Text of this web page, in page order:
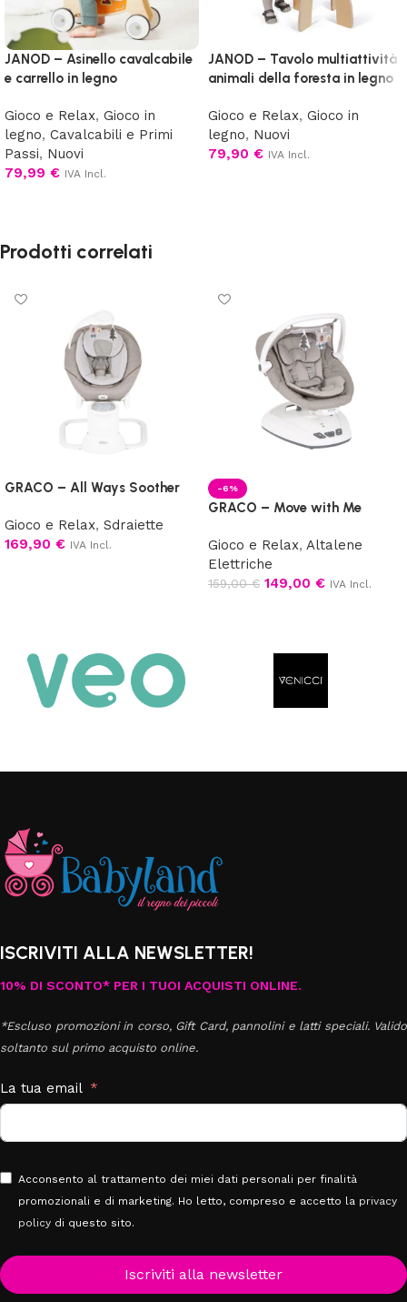
JANOD – Asinello cavalcabile
e carrello in legno
Gioco e Relax, Gioco in
legno, Cavalcabili e Primi
Passi, Nuovi
79,99 € IVA Incl.
JANOD – Tavolo multiattività
animali della foresta in legno
Gioco e Relax, Gioco in
legno, Nuovi
79,90 € IVA Incl.
Prodotti correlati
GRACO – All Ways Soother
Gioco e Relax, Sdraiette
169,90 € IVA Incl.
-6%
GRACO – Move with Me
Gioco e Relax, Altalene
Elettriche
159,00€ 149,00 € IVA Incl.
ISCRIVITI ALLA NEWSLETTER!
10% DI SCONTO* PER I TUOI ACQUISTI ONLINE.
*Escluso promozioni in corso, Gift Card, pannolini e latti speciali. Valido
soltanto sul primo acquisto online.
La tua email
Acconsento al trattamento dei miei dati personali per finalità
promozionali e di marketing. Ho letto, compreso e accetto la privacy
policy di questo sito.
Iscriviti alla newsletter